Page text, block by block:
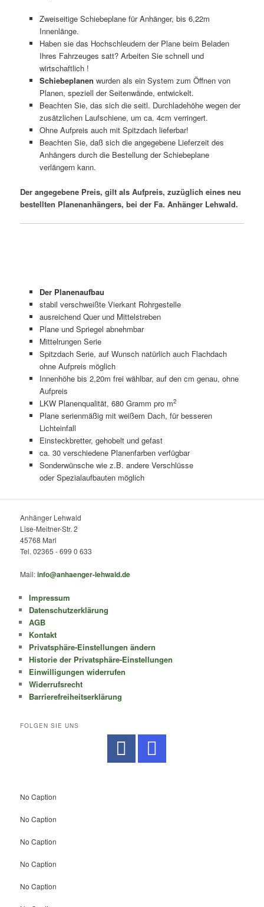
Zweiseitige Schiebeplane für Anhänger, bis 6,22m
Innenlänge.
Haben sie das Hochschleudern der Plane beim Beladen
Ihres Fahrzeuges satt? Arbeiten Sie schnell und
wirtschaftlich !
Schiebeplanen wurden als ein System zum Öffnen von
Planen, speziell der Seitenwände, entwickelt.
Beachten Sie, das sich die seitl. Durchladehöhe wegen der
zusätzlichen Laufschiene, um ca. 4cm verringert.
Ohne Aufpreis auch mit Spitzdach lieferbar!
Beachten Sie, daß sich die angegebene Lieferzeit des
Anhängers durch die Bestellung der Schiebeplane
verlängern kann.
Der angegebene Preis, gilt als Aufpreis, zuzüglich eines neu
bestellten Planenanhängers, bei der Fa. Anhänger Lehwald.
Der Planenaufbau
stabil verschweißte Vierkant Rohrgestelle
ausreichend Quer und Mittelstreben
Plane und Spriegel abnehmbar
Mittelrungen Serie
Spitzdach Serie, auf Wunsch natürlich auch Flachdach
ohne Aufpreis möglich
Innenhöhe bis 2,20m frei wählbar, auf den cm genau, ohne
Aufpreis
LKW Planenqualität, 680 Gramm pro m2
Plane serienmäßig mit weißem Dach, für besseren
Lichteinfall
Einsteckbretter, gehobelt und gefast
ca. 30 verschiedene Planenfarben verfügbar
Sonderwünsche wie z.B. andere Verschlüsse
oder Spezialaufbauten möglich
Anhänger Lehwald
Lise-Meitner-Str. 2
45768 Marl
Tel. 02365 - 699 0 633
Mail:info@anhaenger-lehwald.de
Impressum
Datenschutzerklärung
AGB
Kontakt
Privatsphäre-Einstellungen ändern
Historie der Privatsphäre-Einstellungen
Einwilligungen widerrufen
Widerrufsrecht
Barrierefreiheitserklärung
FOLGEN SIE UNS
No Caption
No Caption
No Caption
No Caption
No Caption